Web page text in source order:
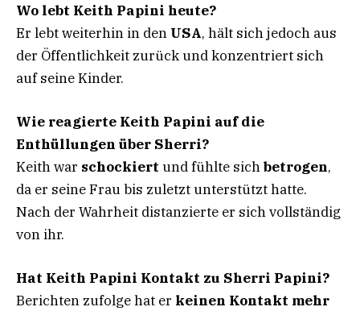
Wo lebt Keith Papini heute?
Er lebt weiterhin in den USA, hält sich jedoch aus
der Öffentlichkeit zurück und konzentriert sich
auf seine Kinder.
Wie reagierte Keith Papini auf die
Enthüllungen über Sherri?
Keith war schockiert und fühlte sichbetrogen,
da er seine Frau bis zuletzt unterstützt hatte.
Nach der Wahrheit distanzierte er sich vollständig
von ihr.
Hat Keith Papini Kontakt zu Sherri Papini?
Berichten zufolge hat er keinen Kontakt mehr